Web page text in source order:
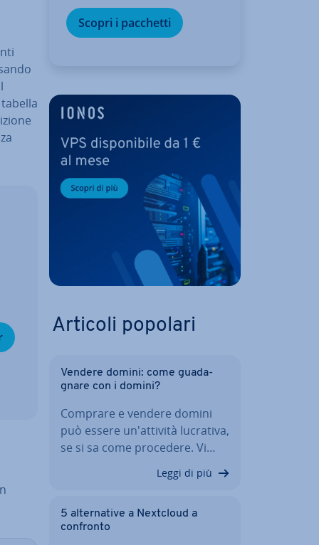
Scopri i pacchetti
Articoli popolari
Vendere domini: come gua­da­
gna­re con i domini?
Comprare e vendere domini
può essere un'at­ti­vi­tà lucrativa,
se si sa come procedere. Vi…
Leggi di più
5 al­ter­na­ti­ve a Nextcloud a
confronto